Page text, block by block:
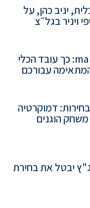
יניב כהן, על
ויניר בגל״צ
מצפן הבחירות של mako: כך עובד הכלי
עבורכם
דמוקרטיה
הוגנים
יבטל את בחירת